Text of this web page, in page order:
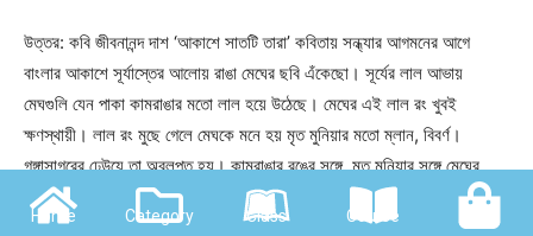
উত্তর: কবি জীবনানন্দ দাশ ‘আকাশে সাতটি তারা’ কবিতায় সন্ধ্যার আগমনের আগে
বাংলার আকাশে সূর্যাস্তের আলোয় রাঙা মেঘের ছবি এঁকেছো। সূর্যের লাল আভায়
মেঘগুলি যেন পাকা কামরাঙার মতো লাল হয়ে উঠেছে। মেঘের এই লাল রং খুবই
ক্ষণস্থায়ী। লাল রং মুছে গেলে মেঘকে মনে হয় মৃত মুনিয়ার মতো ম্লান, বিবর্ণ।
গঙ্গাসাগরের ঢেউয়ে তা অবলুপ্ত হয়। কামরাঙার রঙের সঙ্গে, মৃত মুনিয়ার সঙ্গে মেঘের
তুলনা করা হয়েছে।
Home Category Class Course